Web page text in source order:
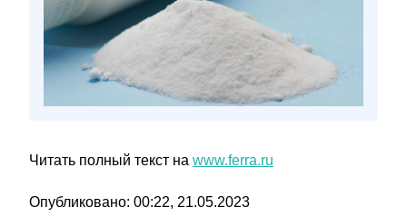
Читать полный текст на www.ferra.ru
Опубликовано: 00:22, 21.05.2023